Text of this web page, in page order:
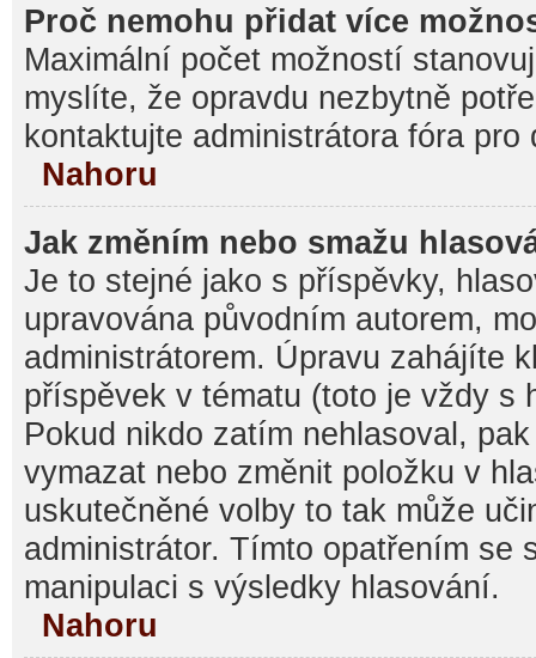
Proč nemohu přidat více
Maximální počet možností
myslíte, že opravdu nezbytně
kontaktujte administrátora fóra pro
Nahoru
Jak změním nebo smažu
Je to stejné jako s příspěvky,
upravována původním autorem,
administrátorem. Úpravu zahájíte
příspěvek v tématu (toto je vždy s
Pokud nikdo zatím nehlasoval,
vymazat nebo změnit položku v
uskutečněné volby to tak může
administrátor. Tímto opatřením se
manipulaci s výsledky hlasování.
Nahoru